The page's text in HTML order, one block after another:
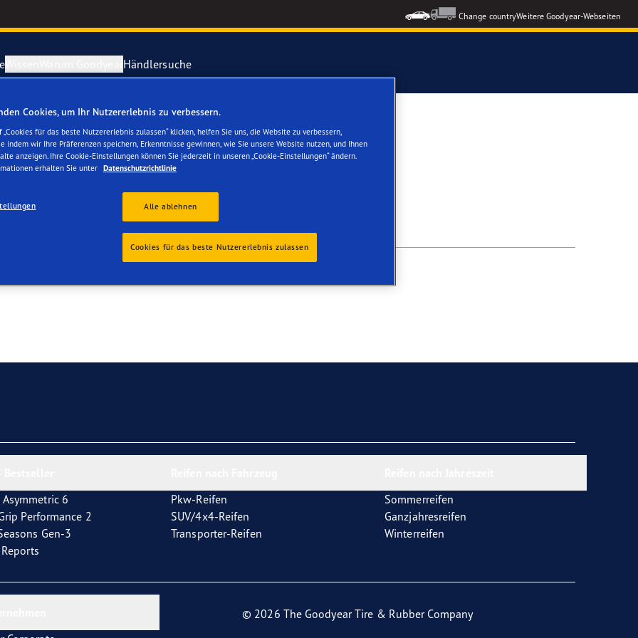
Change countryWeitere Goodyear-Webseiten
Wissen
Sie einen Platten
Blimp
RACING
Performance 2
UltraGrip Performance 3
Händlersuche
INH. BERNHARD RIEGLER
Asymmetric 6
Performance 2
Gen-3
Pkw-Reifen
SUV/4x4-Reifen
Transporter-Reifen
Sommerreifen
Ganzjahresreifen
Winterreifen
© 2026 The Goodyear Tire & Rubber Company
Cookies, um Ihr Nutzererlebnis zu verbessern.
„Cookies für das beste Nutzererlebnis zulassen“ klicken, helfen Sie uns, die Website zu verbessern,
indem wir Ihre Präferenzen speichern, Erkenntnisse gewinnen, wie Sie unsere Website nutzen, und Ihnen
anzeigen. Ihre Cookie-Einstellungen können Sie jederzeit in unseren „Cookie-Einstellungen“ ändern.
erhalten Sie unter Datenschutzrichtlinie
Alle ablehnen
Cookies für das beste Nutzererlebnis zulassen